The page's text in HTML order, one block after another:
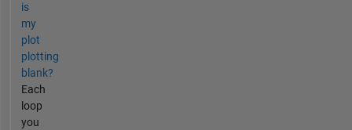
is
my
plot
plotting
blank?
Each
loop
you